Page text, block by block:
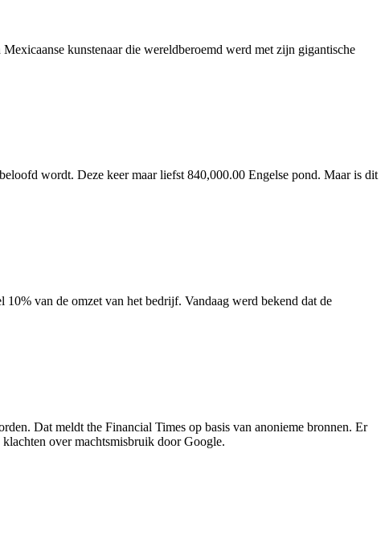
kunstenaar die wereldberoemd werd met zijn gigantische
wordt. Deze keer maar liefst 840,000.00 Engelse pond. Maar is dit
van de omzet van het bedrijf. Vandaag werd bekend dat de
Dat meldt the Financial Times op basis van anonieme bronnen. Er
over machtsmisbruik door Google.